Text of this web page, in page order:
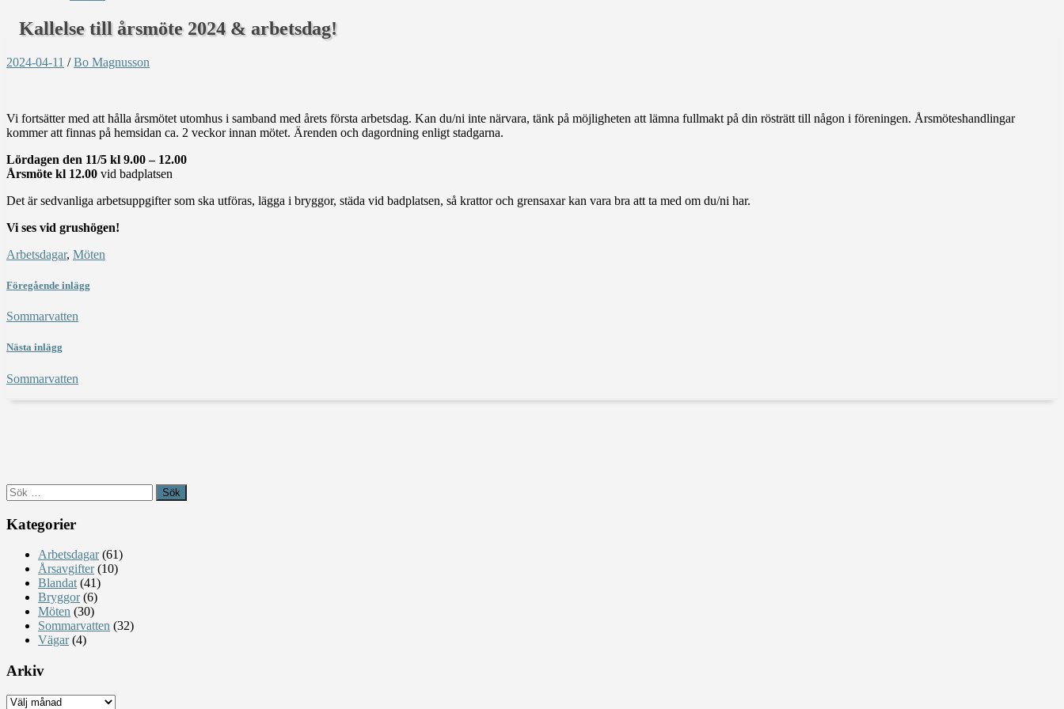
Kallelse till årsmöte 2024 & arbetsdag!
2024-04-11 /Bo Magnusson
Vi fortsätter med att hålla årsmötet utomhus i samband med årets första arbetsdag. Kan du/ni inte närvara, tänk på möjligheten att lämna fullmakt på din rösträtt till någon i föreningen. Årsmöteshandlingar
kommer att finnas på hemsidan ca. 2 veckor innan mötet. Ärenden och dagordning enligt stadgarna.
Lördagen den 11/5 kl 9.00 – 12.00
Årsmöte kl 12.00 vid badplatsen
Det är sedvanliga arbetsuppgifter som ska utföras, lägga i bryggor, städa vid badplatsen, så krattor och grensaxar kan vara bra att ta med om du/ni har.
Vi ses vid grushögen!
Arbetsdagar, Möten
Föregående inlägg
Sommarvatten
Nästa inlägg
Sommarvatten
Sök
efter:
Kategorier
Arbetsdagar(61)
Årsavgifter(10)
Blandat (41)
Bryggor(6)
Möten (30)
Sommarvatten (32)
Vägar(4)
Arkiv
Arkiv